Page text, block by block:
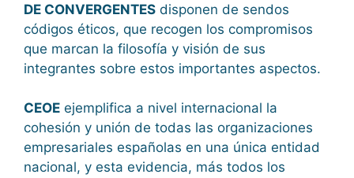
DE CONVERGENTES disponen de sendos
códigos éticos, que recogen los compromisos
que marcan la filosofía y visión de sus
integrantes sobre estos importantes aspectos.
CEOE ejemplifica a nivel internacional la
cohesión y unión de todas las organizaciones
empresariales españolas en una única entidad
nacional, y esta evidencia, más todos los